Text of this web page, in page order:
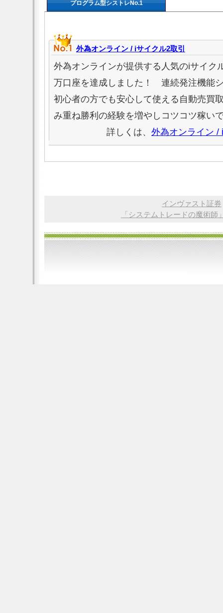
プログラム型シストレNo.1
外為オンライン / iサイクル2取引
外為オンラインが提供する人気のiサイク
万口座を達成しました！ 連続発注機能
初心者の方でも安心して使える自動売買
み重ね勝利の経験を増やしコツコツ稼い
詳しくは、 外為オンライン /
インヴァスト証券
「システムトレードの魔術師